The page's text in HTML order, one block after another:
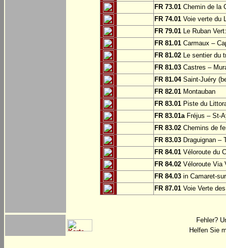
FR 73.01 Chemin de la
FR 74.01 Voie verte du
FR 79.01 Le Ruban
FR 81.01 Carmaux –
FR 81.02 Le sentier du
FR 81.03 Castres –
FR 81.04Saint-Juéry
FR 82.01 Montauban
FR 83.01 Piste du
FR 83.01aFréjus – St-
FR 83.02 Chemins de
FR 83.03 Draguignan –
FR 84.01 Véloroute du
FR 84.02 Véloroute Via
FR 84.03 in Camaret-
FR 87.01 Voie Verte
Fehler?
Helfen Sie